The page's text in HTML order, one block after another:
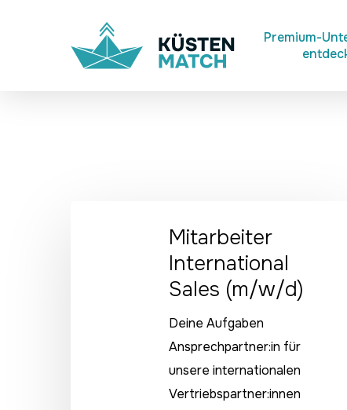
Premium-
Mitarbeiter
International
Sales (m/w/d)
Deine Aufgaben
Ansprechpartner:in für
unsere internationalen
Vertriebspartner:innen